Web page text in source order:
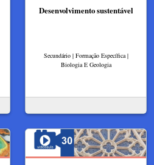
Desenvolvimento sustentável
Secundário | Formação Específica |
Biologia E Geologia